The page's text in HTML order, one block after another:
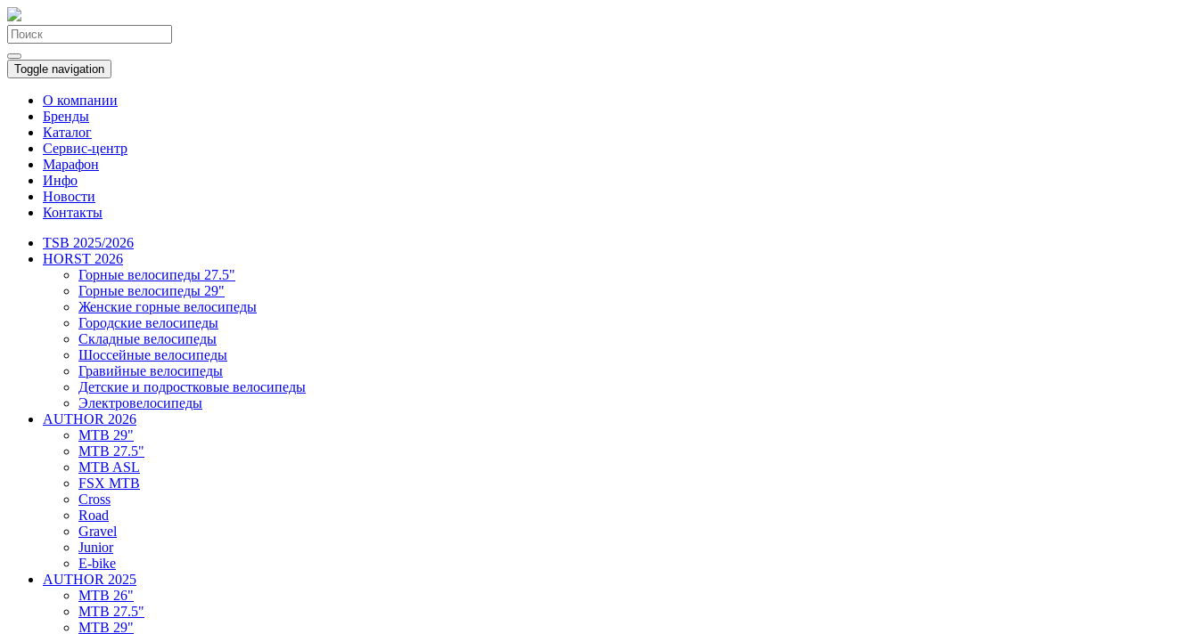
Toggle navigation
О компании
Бренды
Каталог
Сервис-центр
Марафон
Инфо
Новости
Контакты
TSB 2025/2026
HORST 2026
Горные велосипеды 27.5"
Горные велосипеды 29"
Женские горные велосипеды
Городские велосипеды
Складные велосипеды
Шоссейные велосипеды
Гравийные велосипеды
Детские и подростковые велосипеды
Электровелосипеды
AUTHOR 2026
MTB 29"
MTB 27.5"
MTB ASL
FSX MTB
Cross
Road
Gravel
Junior
E-bike
AUTHOR 2025
MTB 26"
MTB 27.5"
MTB 29"